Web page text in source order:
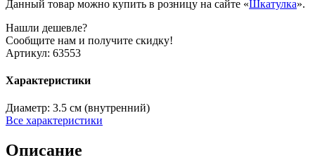
Данный товар можно купить в розницу на сайте «Шкатулка».
Нашли дешевле?
Сообщите нам и получите скидку!
Артикул: 63553
Характеристики
Диаметр: 3.5 см (внутренний)
Все характеристики
Описание